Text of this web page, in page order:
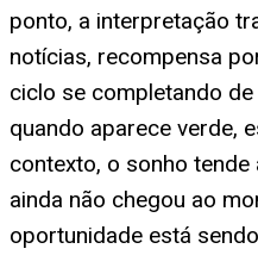
ponto, a interpretação
notícias, recompensa
ciclo se completando
quando aparece verde,
contexto, o sonho
ainda não chegou ao
oportunidade está